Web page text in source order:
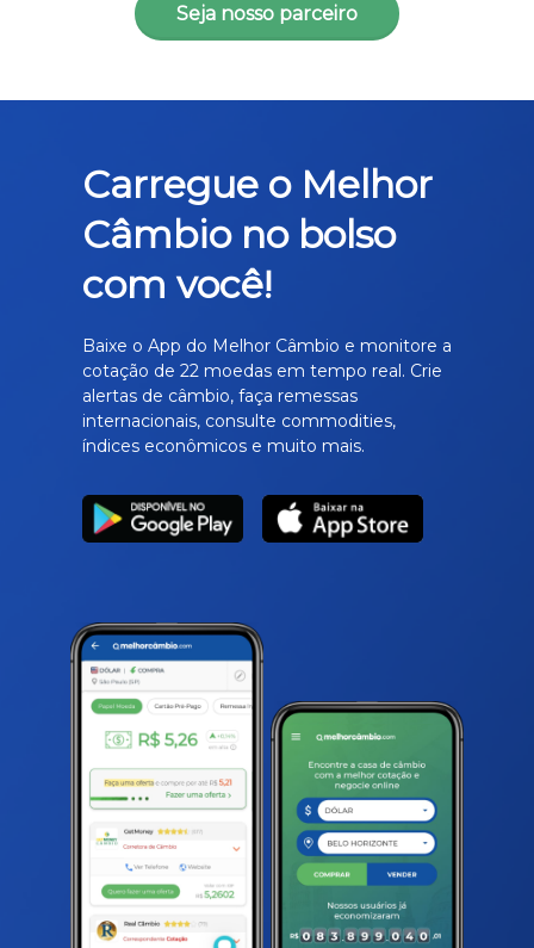
Seja nosso parceiro
Carregue o Melhor
Câmbio no bolso
com você!
Baixe o App do Melhor Câmbio e monitore a
cotação de 22 moedas em tempo real. Crie
alertas de câmbio, faça remessas
internacionais, consulte commodities,
índices econômicos e muito mais.